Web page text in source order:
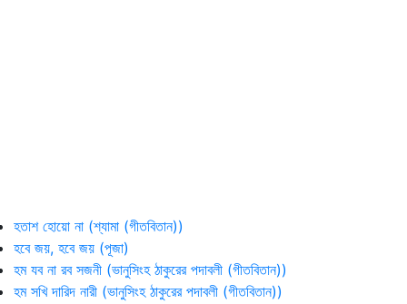
হতাশ হোয়ো না (শ্যামা (গীতবিতান))
হবে জয়, হবে জয় (পূজা)
হম যব না রব সজনী (ভানুসিংহ ঠাকুরের পদাবলী (গীতবিতান))
হম সখি দারিদ নারী (ভানুসিংহ ঠাকুরের পদাবলী (গীতবিতান))